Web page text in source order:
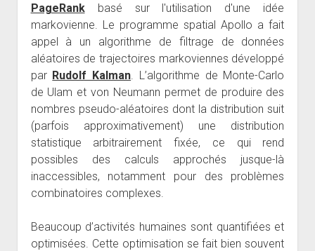
PageRankbasé sur l'utilisation d'une idée
markovienne. Le programme spatial Apollo a fait
appel à un algorithme de filtrage de données
aléatoires de trajectoires markoviennes développé
par Rudolf Kalman . L’algorithme de Monte-Carlo
de Ulam et von Neumann permet de produire des
nombres pseudo-aléatoires dont la distribution suit
(parfois approximativement) une distribution
statistique arbitrairement fixée, ce qui rend
possibles des calculs approchés jusque-là
inaccessibles, notamment pour des problèmes
combinatoires complexes.
Beaucoup d’activités humaines sont quantifiées et
optimisées. Cette optimisation se fait bien souvent